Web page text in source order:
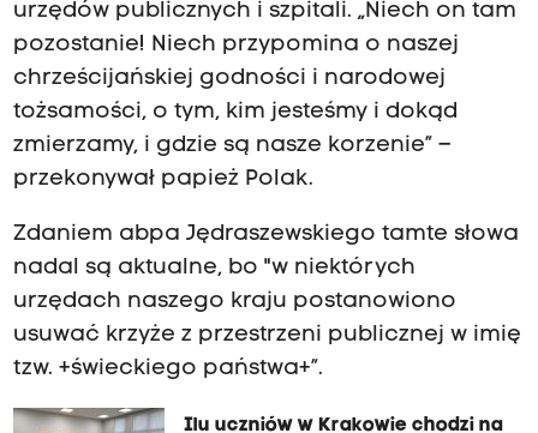
urzędów publicznych i szpitali. „Niech on tam
pozostanie! Niech przypomina o naszej
chrześcijańskiej godności i narodowej
tożsamości, o tym, kim jesteśmy i dokąd
zmierzamy, i gdzie są nasze korzenie” –
przekonywał papież Polak.
Zdaniem abpa Jędraszewskiego tamte słowa
nadal są aktualne, bo "w niektórych
urzędach naszego kraju postanowiono
usuwać krzyże z przestrzeni publicznej w imię
tzw. +świeckiego państwa+”.
Ilu uczniów w Krakowie chodzi na